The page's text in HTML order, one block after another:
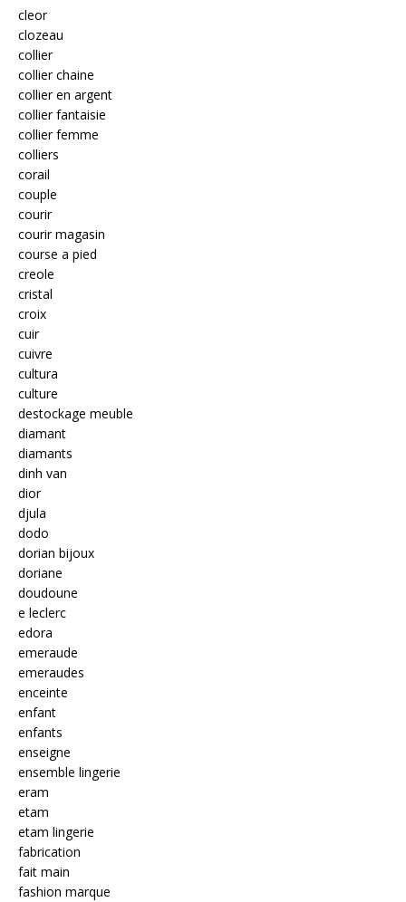
cleor
clozeau
collier
collier chaine
collier en argent
collier fantaisie
collier femme
colliers
corail
couple
courir
courir magasin
course a pied
creole
cristal
croix
cuir
cuivre
cultura
culture
destockage meuble
diamant
diamants
dinh van
dior
djula
dodo
dorian bijoux
doriane
doudoune
e leclerc
edora
emeraude
emeraudes
enceinte
enfant
enfants
enseigne
ensemble lingerie
eram
etam
etam lingerie
fabrication
fait main
fashion marque